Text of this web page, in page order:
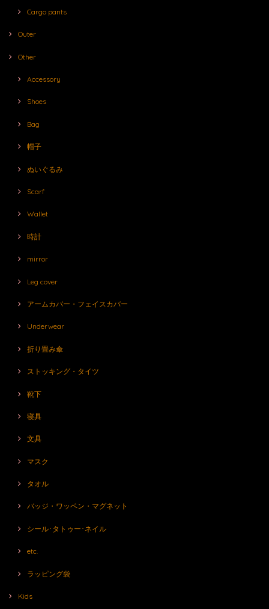
Cargo pants
Outer
Other
Accessory
Shoes
Bag
帽子
ぬいぐるみ
Scarf
Wallet
時計
mirror
Leg cover
アームカバー・フェイスカバー
Underwear
折り畳み傘
ストッキング・タイツ
靴下
寝具
文具
マスク
タオル
バッジ・ワッペン・マグネット
シール･タトゥー･ネイル
etc.
ラッピング袋
Kids